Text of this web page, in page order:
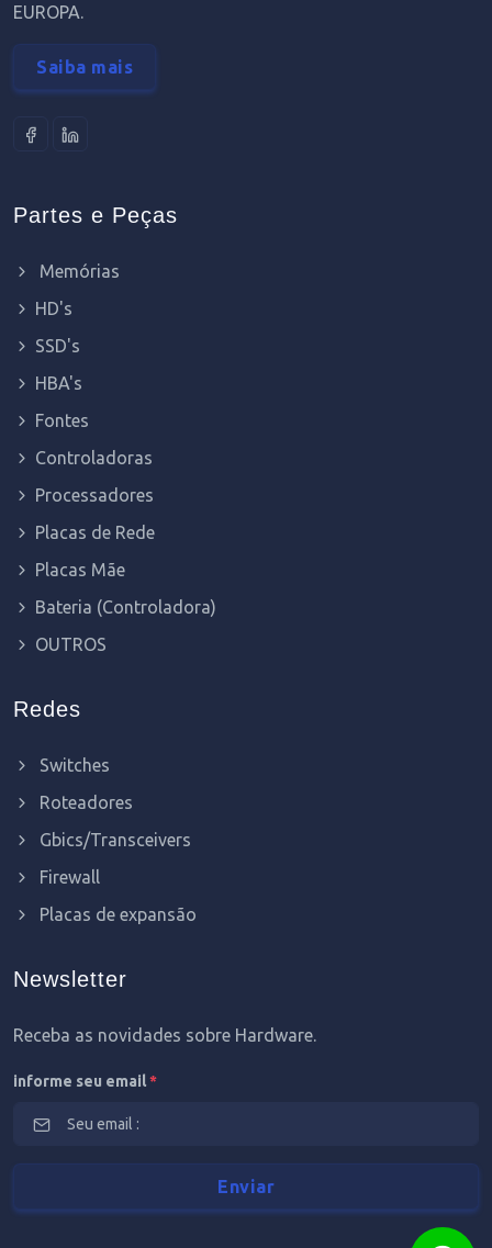
EUROPA.
Saiba mais
Partes e Peças
Memórias
HD's
SSD's
HBA's
Fontes
Controladoras
Processadores
Placas de Rede
Placas Mãe
Bateria (Controladora)
OUTROS
Redes
Switches
Roteadores
Gbics/Transceivers
Firewall
Placas de expansão
Newsletter
Receba as novidades sobre Hardware.
informe seu email*